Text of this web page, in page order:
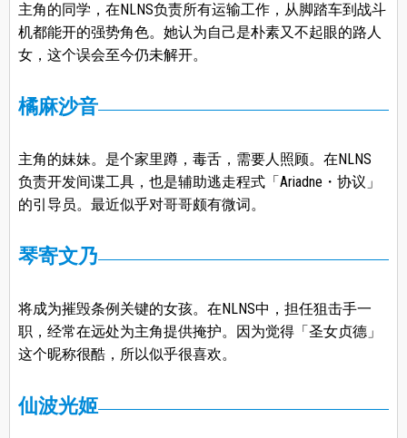
主角的同学，在NLNS负责所有运输工作，从脚踏车到战斗
机都能开的强势角色。她认为自己是朴素又不起眼的路人
女，这个误会至今仍未解开。
橘麻沙音
主角的妹妹。是个家里蹲，毒舌，需要人照顾。在NLNS
负责开发间谍工具，也是辅助逃走程式「Ariadne・协议」
的引导员。最近似乎对哥哥颇有微词。
琴寄文乃
将成为摧毁条例关键的女孩。在NLNS中，担任狙击手一
职，经常在远处为主角提供掩护。因为觉得「圣女贞德」
这个昵称很酷，所以似乎很喜欢。
仙波光姬